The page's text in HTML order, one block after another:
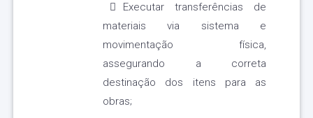
Executar transferências de
materiais via sistema e
movimentação física,
assegurando a correta
destinação dos itens para as
obras;